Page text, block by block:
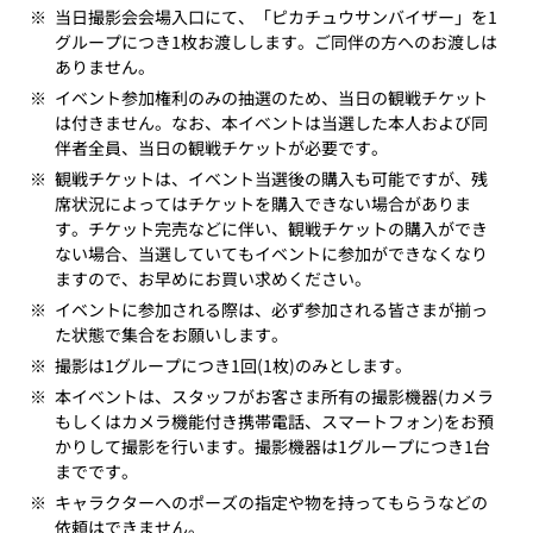
※ 当日撮影会会場入口にて、「ピカチュウサンバイザー」を1
グループにつき1枚お渡しします。ご同伴の方へのお渡しは
ありません。
※ イベント参加権利のみの抽選のため、当日の観戦チケット
は付きません。なお、本イベントは当選した本人および同
伴者全員、当日の観戦チケットが必要です。
※ 観戦チケットは、イベント当選後の購入も可能ですが、残
席状況によってはチケットを購入できない場合がありま
す。チケット完売などに伴い、観戦チケットの購入ができ
ない場合、当選していてもイベントに参加ができなくなり
ますので、お早めにお買い求めください。
※ イベントに参加される際は、必ず参加される皆さまが揃っ
た状態で集合をお願いします。
※ 撮影は1グループにつき1回(1枚)のみとします。
※ 本イベントは、スタッフがお客さま所有の撮影機器(カメラ
もしくはカメラ機能付き携帯電話、スマートフォン)をお預
かりして撮影を行います。撮影機器は1グループにつき1台
までです。
※ キャラクターへのポーズの指定や物を持ってもらうなどの
依頼はできません。